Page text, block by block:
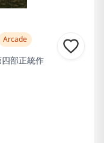
Arcade
四部正統作